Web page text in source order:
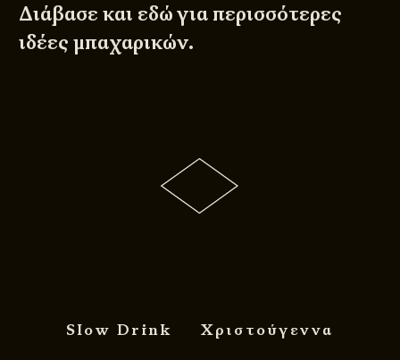
Διάβασε και εδώγια περισσότερες
ιδέες μπαχαρικών.
Slow Drink Χριστούγεννα